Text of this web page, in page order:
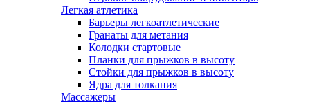
Легкая атлетика
Барьеры легкоатлетические
Гранаты для метания
Колодки стартовые
Планки для прыжков в высоту
Стойки для прыжков в высоту
Ядра для толкания
Массажеры